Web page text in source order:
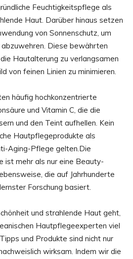
Feuchtigkeitspflege als
Haut. Darüber hinaus setzen
von Sonnenschutz, um
abzuwehren. Diese bewährten
Hautalterung zu verlangsamen
von feinen Linien zu minimieren.
häufig hochkonzentrierte
und Vitamin C, die die
und den Teint aufhellen. Kein
Hautpflegeprodukte als
Aging-Pflege gelten.Die
ist mehr als nur eine Beauty-
die auf Jahrhunderte
Forschung basiert.
und strahlende Haut geht,
Hautpflegeexperten viel
und Produkte sind nicht nur
wirksam. Indem wir die